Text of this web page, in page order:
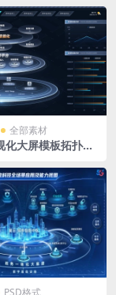
全部素材
化大屏模板拓扑立
PSD格式
PSD格式